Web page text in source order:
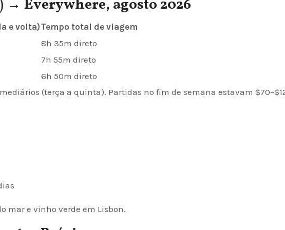
→ Everywhere, agosto 2026
e volta)Tempo total de viagem
8h 35m direto
7h 55m direto
6h 50m direto
(terça a quinta). Partidas no fim de semana estavam
mar e vinho verde em Lisbon.